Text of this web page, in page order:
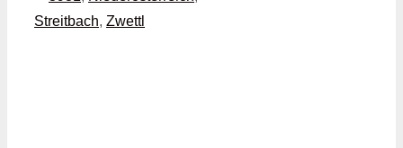
Streitbach, Zwettl